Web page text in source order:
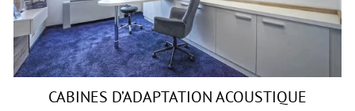
CABINES D’ADAPTATION ACOUSTIQUE